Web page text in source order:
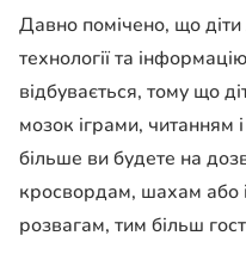
Давно помічено, що
технології та
відбувається, тому що
мозок іграми, читанням
більше ви будете на
кросвордам, шахам або
розвагам, тим більш